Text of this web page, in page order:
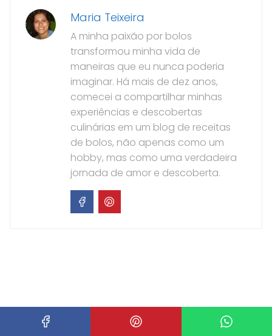
Maria Teixeira
A minha paixão por bolos
transformou minha vida de
maneiras que eu nunca poderia
imaginar. Há mais de dez anos,
comecei a compartilhar minhas
experiências e descobertas
culinárias em um blog de receitas
de bolos, não apenas como um
hobby, mas como uma verdadeira
jornada de amor e descoberta.